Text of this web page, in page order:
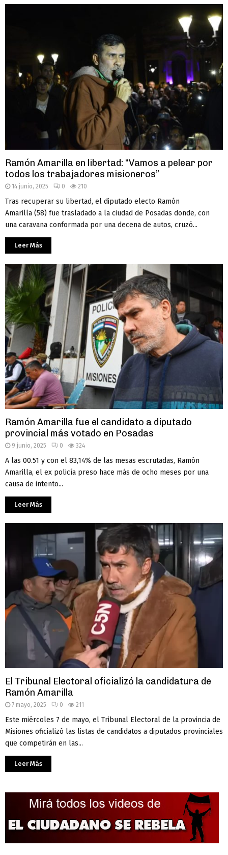
Ramón Amarilla en libertad: “Vamos a pelear por
todos los trabajadores misioneros”
14 junio, 2025 0 210
Tras recuperar su libertad, el diputado electo Ramón
Amarilla (58) fue trasladado a la ciudad de Posadas donde, con
una caravana conformada por una decena de autos, cruzó...
Leer Más
Ramón Amarilla fue el candidato a diputado
provincial más votado en Posadas
9 junio, 2025 0 324
A las 00.51 y con el 83,14% de las mesas escrutadas, Ramón
Amarilla, el ex policía preso hace más de ocho meses por una
causa de intento...
Leer Más
El Tribunal Electoral oficializó la candidatura de
Ramón Amarilla
7 mayo, 2025 0 211
Este miércoles 7 de mayo, el Tribunal Electoral de la provincia de
Misiones oficializó las listas de candidatos a diputados provinciales
que competirán en las...
Leer Más